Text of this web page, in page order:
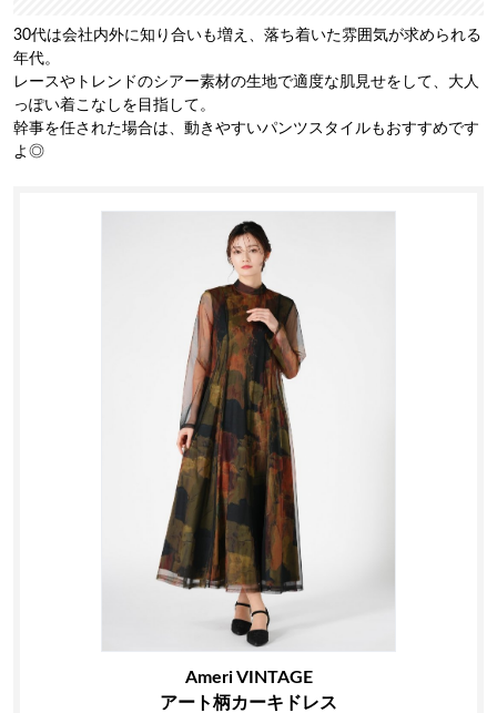
30代は会社内外に知り合いも増え、落ち着いた雰囲気が求められる
年代。
レースやトレンドのシアー素材の生地で適度な肌見せをして、大人
っぽい着こなしを目指して。
幹事を任された場合は、動きやすいパンツスタイルもおすすめです
よ◎
Ameri VINTAGE
アート柄カーキドレス